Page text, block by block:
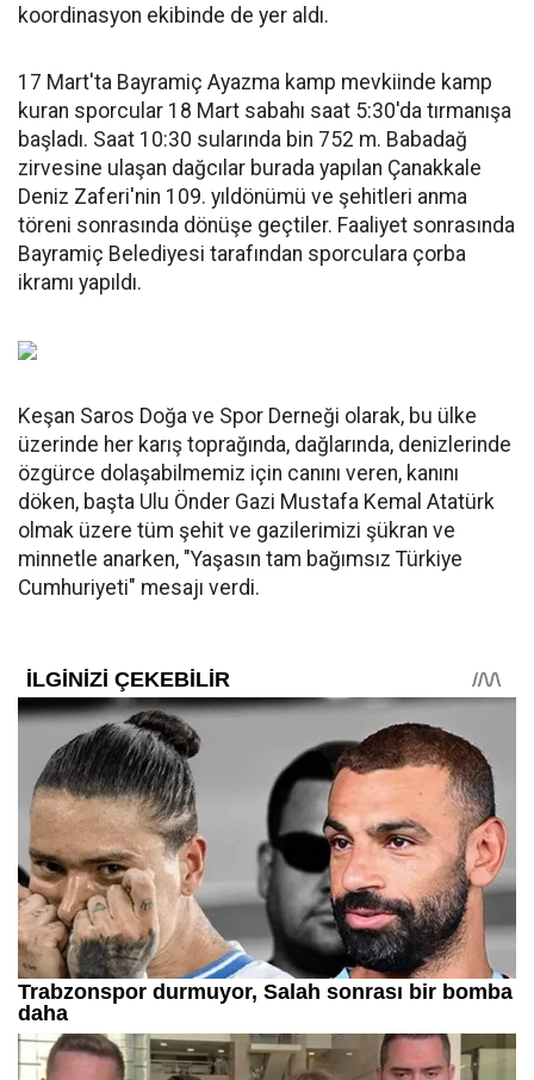
koordinasyon ekibinde de yer aldı.
17 Mart'ta Bayramiç Ayazma kamp mevkiinde kamp
kuran sporcular 18 Mart sabahı saat 5:30'da tırmanışa
başladı. Saat 10:30 sularında bin 752 m. Babadağ
zirvesine ulaşan dağcılar burada yapılan Çanakkale
Deniz Zaferi'nin 109. yıldönümü ve şehitleri anma
töreni sonrasında dönüşe geçtiler. Faaliyet sonrasında
Bayramiç Belediyesi tarafından sporculara çorba
ikramı yapıldı.
Keşan Saros Doğa ve Spor Derneği olarak, bu ülke
üzerinde her karış toprağında, dağlarında, denizlerinde
özgürce dolaşabilmemiz için canını veren, kanını
döken, başta Ulu Önder Gazi Mustafa Kemal Atatürk
olmak üzere tüm şehit ve gazilerimizi şükran ve
minnetle anarken, "Yaşasın tam bağımsız Türkiye
Cumhuriyeti" mesajı verdi.